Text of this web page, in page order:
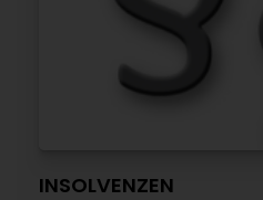
INSOLVENZEN